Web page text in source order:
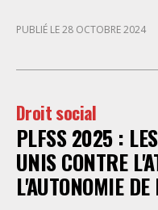
coûte le moindre euro à
conséquence, le taux
retraite de base. Ce
profession d’avocat,
caractéristiques
dispositif allégé de
PUBLIÉ LE 28 OCTOBRE 2024
Droit social
PLFSS 2025 :
UNIS CONTRE
L'AUTONOMIE